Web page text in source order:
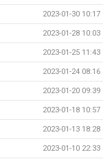
2023-01-30 10:17
2023-01-28 10:03
2023-01-25 11:43
2023-01-24 08:16
2023-01-20 09:39
2023-01-18 10:57
2023-01-13 18:28
2023-01-10 22:33